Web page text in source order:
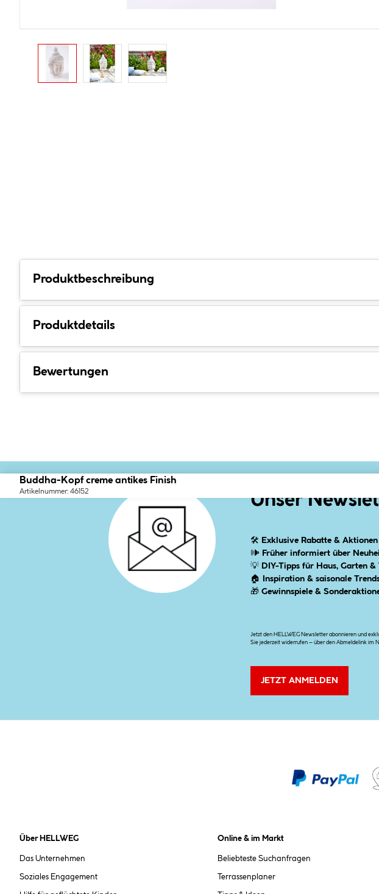
Produktbeschreibung
Produktdetails
Bewertungen
Buddha-Kopf creme antikes Finish
Artikelnummer: 46152 Unser
🛠 Exklusive Rabatte & Aktionen
🕪 Früher informiert über
💡 DIY-Tipps für Haus, Garten
🏠
Inspiration & saisonale
🎁Gewinnspiele &
Jetzt den HELLWEG Newsletter abonnieren und
Sie jederzeit widerrufen – über den Abmeldelink im
JETZT ANMELDEN
Über HELLWEG
Das Unternehmen
Soziales Engagement
Online & im Markt
Beliebteste Suchanfragen
Terrassenplaner